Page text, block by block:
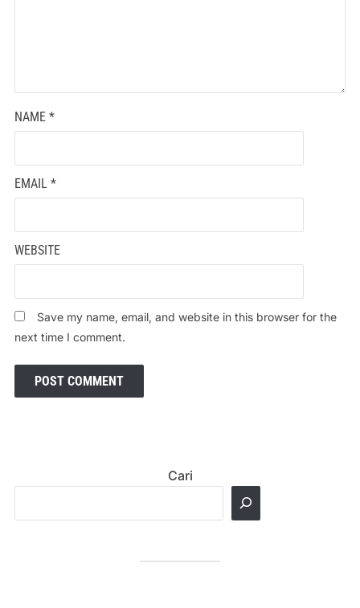
NAME *
EMAIL *
WEBSITE
Save my name, email, and website in this browser for the
next time I comment.
Cari